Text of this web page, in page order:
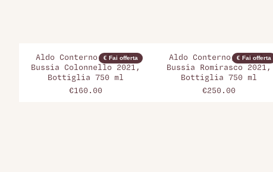
€ Fai offerta
Aldo Conterno, Barolo
Bussia Colonnello 2021,
Bottiglia 750 ml
€160.00
€ Fai offerta
Aldo Conterno, Barolo
Bussia Romirasco 2021,
Bottiglia 750 ml
€250.00